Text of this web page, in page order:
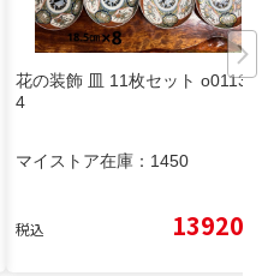
花の装飾 皿 11枚セット o0113o
4
マイストア在庫： 1450
税込 13920